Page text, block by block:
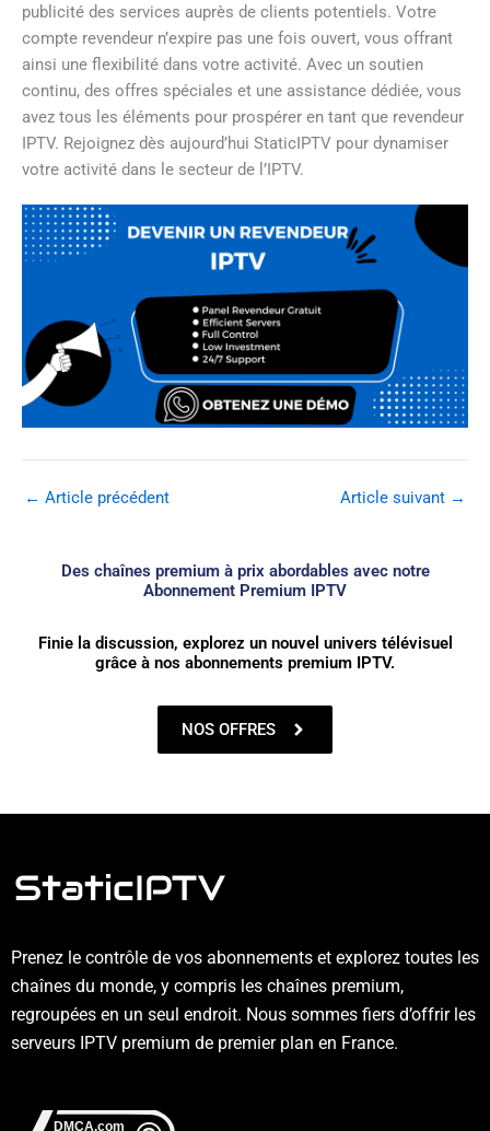
publicité des services auprès de clients potentiels. Votre
compte revendeur n’expire pas une fois ouvert, vous offrant
ainsi une flexibilité dans votre activité. Avec un soutien
continu, des offres spéciales et une assistance dédiée, vous
avez tous les éléments pour prospérer en tant que revendeur
IPTV. Rejoignez dès aujourd’hui StaticIPTV pour dynamiser
votre activité dans le secteur de l’IPTV.
← Article précédent Article suivant →
Des chaînes premium à prix abordables avec notre
Abonnement Premium IPTV
Finie la discussion, explorez un nouvel univers télévisuel
grâce à nos abonnements premium IPTV.
NOS OFFRES
Prenez le contrôle de vos abonnements et explorez toutes les
chaînes du monde, y compris les chaînes premium,
regroupées en un seul endroit. Nous sommes fiers d’offrir les
serveurs IPTV premium de premier plan en France.